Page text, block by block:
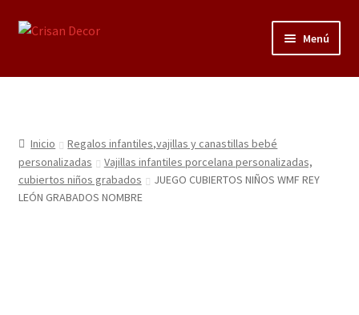
Ir
Ir
Menú
Regalos infantiles, vajillas y canastillas bebé
Regalo personalizado, estuches copas grabadas, regalo
bodas y aniversario, placas grabadas
Accesorios de baños rústicos y modernos
Inicio
Regalos infantiles,vajillas y canastillas bebé
personalizadas
Vajillas infantiles porcelana personalizadas,
cubiertos niños grabados
JUEGO CUBIERTOS NIÑOS WMF REY
LEÓN GRABADOS NOMBRE